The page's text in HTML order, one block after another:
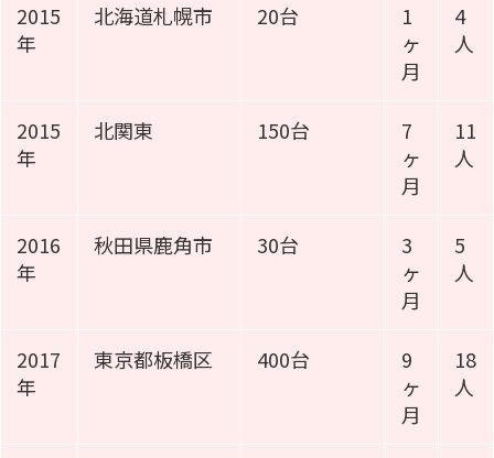
2015
年
北海道札幌市 20台
1
ヶ
月
4
人
2015
年
北関東 150台
7
ヶ
月
11
人
2016
年
秋田県鹿角市 30台
3
ヶ
月
5
人
2017
年
東京都板橋区 400台
9
ヶ
月
18
人